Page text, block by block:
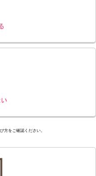
方をご確認ください。